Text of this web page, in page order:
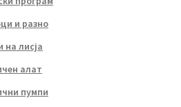
и разно
на лисја
алат
пумпи